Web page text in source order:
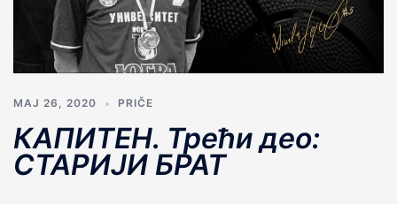
МАЈ 26, 2020 PRIČE
КАПИТЕН. Трећи део:
СТАРИJИ БРАТ